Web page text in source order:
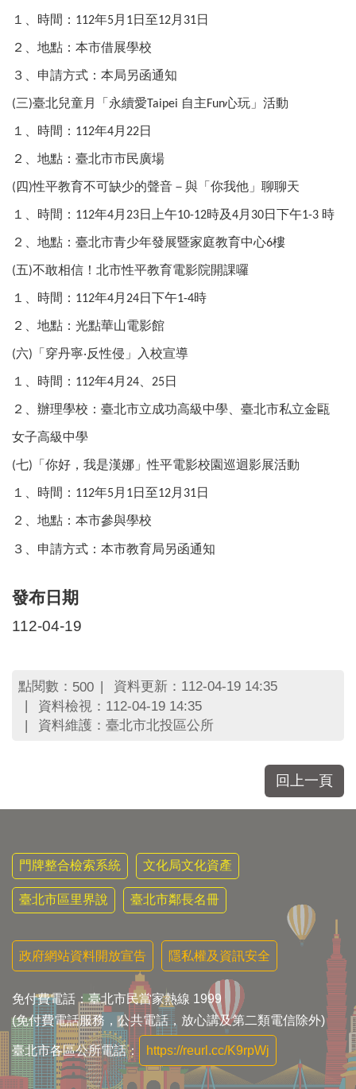
區
界
說
臺
市
鄰
名
１、時間： 112年5月 1日至12月 31日
２、地點：本市借展學校
３、申請方式：本局另函通知
(三)臺北兒童月「永續愛 Taipei 自主Fun心玩」活動
１、時間： 112年4月 22日
２、地點：臺北市市民廣場
( 四)性平教育不可缺少的聲音－與「你我他」聊聊天
１、時間： 112年4月 23日上午10-12時及4月 30日下午1-3 時
２、地點：臺北市青少年發展暨家庭教育中心6樓
(五)不敢相信！北市性平教育電影院開課囉
１、時間： 112年4月 24日下午1-4時
２、地點：光點華山電影館
(六) 「穿丹寧‧反性侵」入校宣導
１、時間： 112年4月 24 25日
２、辦理學校：臺北市立成功高級中學、臺北市私立金甌
女子高級中學
(七) 「你好，我是漢娜」性平電影校園巡迴影展活動
１、時間： 112年5月 1日至12月 31日
２、地點：本市參與學校
３、申請方式：本市教育局另函通知
發布日期
112-04-19
點閱數： 500
資料更新：112-04-19 14:35
資料檢視：112-04-19 14:35
資料維護：臺北市北投區公所
回上一頁
門牌整合檢索系統 文化局文化資產
臺北市區里界說 臺北市鄰長名冊
政府網站資料開放宣告 隱私權及資訊安全
免付費電話：臺北市民當家熱線 1999
(免付費電話服務，公共電話，放心講及第二類電信除外)
臺北市各區公所電話： https://reurl.cc/K9rpWj